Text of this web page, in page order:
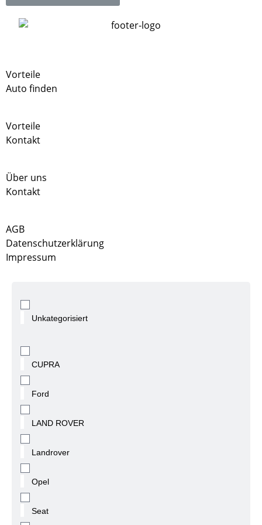
Vorteile
Auto finden
Vorteile
Kontakt
Über uns
Kontakt
AGB
Datenschutzerklärung
Impressum
Unkategorisiert
CUPRA
Ford
LAND ROVER
Landrover
Opel
Seat